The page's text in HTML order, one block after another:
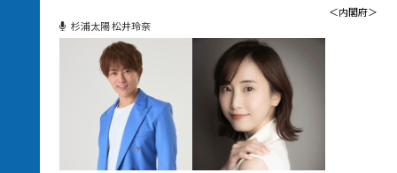
＜内閣府＞
杉浦太陽 松井玲奈